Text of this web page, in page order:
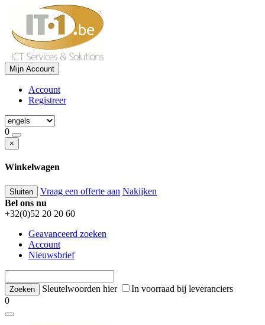
Mijn Account
Account
Registreer
0
×
Winkelwagen
Sluiten Vraag een offerte aan Nakijken
Bel ons nu
+32(0)52 20 20 60
Geavanceerd zoeken
Account
Nieuwsbrief
Sleutelwoorden hier
In voorraad bij leveranciers
0